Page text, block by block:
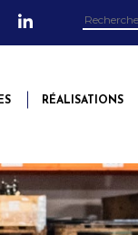
RÉALISATIONS